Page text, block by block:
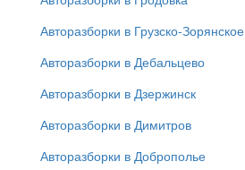
Авторазборки в Грузско-Зорянское
Авторазборки в Дебальцево
Авторазборки в Дзержинск
Авторазборки в Димитров
Авторазборки в Доброполье